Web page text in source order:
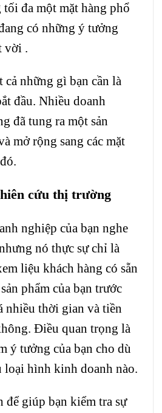
đa một mặt hàng phổ
có những ý tưởng
vời .
cả những gì bạn cần là
đầu. Nhiều doanh
đã tung ra một sản
mở rộng sang các mặt
cứu thị trường
nghiệp của bạn nghe
nó thực sự chỉ là
liệu khách hàng có sẵn
phẩm của bạn trước
nhiều thời gian và tiền
Điều quan trọng là
ý tưởng của bạn cho dù
loại hình kinh doanh nào.
để giúp bạn kiểm tra sự